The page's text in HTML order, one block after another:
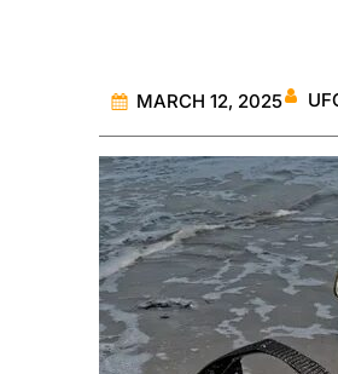
MARCH 12, 2025